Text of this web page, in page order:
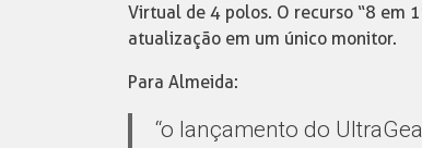
Virtual de 4 polos. O recurso “8 em
atualização em um único monitor.
Para Almeida:
“o lançamento do